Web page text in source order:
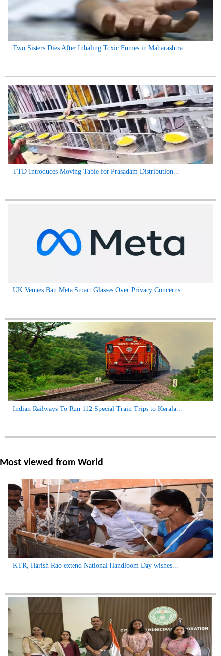
Two Sisters Dies After Inhaling Toxic Fumes in Maharashtra...
TTD Introduces Moving Table for Prasadam Distribution...
UK Venues Ban Meta Smart Glasses Over Privacy Concerns...
Indian Railways To Run 112 Special Train Trips to Kerala...
Most viewed from World
KTR, Harish Rao extend National Handloom Day wishes...